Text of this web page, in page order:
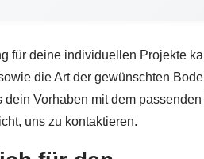
für deine individuellen Projekte
die Art der gewünschten
dein Vorhaben mit dem
uns zu kontaktieren.